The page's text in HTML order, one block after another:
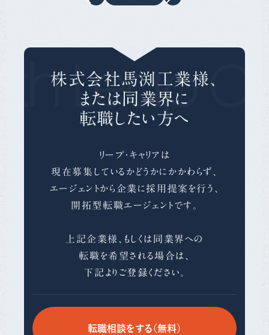
Leap
株式会社馬渕工業様、
または同業界に
転職したい方へ
リープ・キャリアは
現在募集しているかどうかにかかわらず、
エージェントから企業に採用提案を行う、
開拓型転職エージェントです。
上記企業様、もしくは同業界への
転職を希望される場合は、
下記よりご登録ください。
転職相談をする（無料）